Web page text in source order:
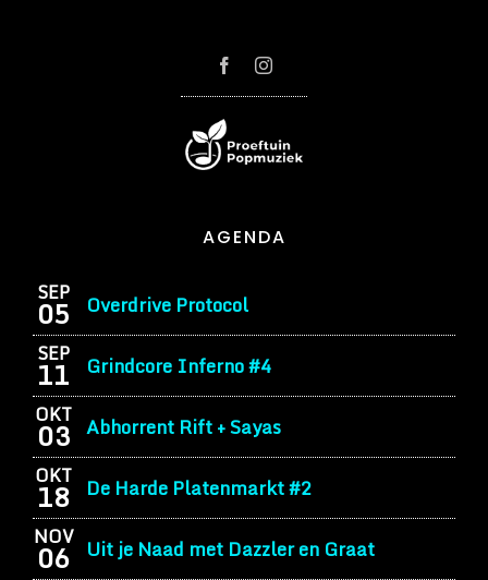
AGENDA
SEP
05 Overdrive Protocol
SEP
11 Grindcore Inferno #4
OKT
03 Abhorrent Rift + Sayas
OKT
18 De Harde Platenmarkt #2
NOV
06 Uit je Naad met Dazzler en Graat